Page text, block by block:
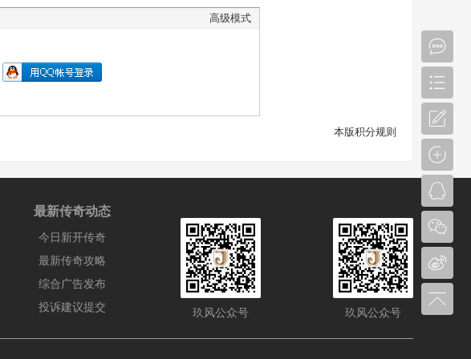
高级模式
本版积分规则
最新传奇动态
今日新开传奇
最新传奇攻略
综合广告发布
投诉建议提交
玖风公众号
玖风公众号